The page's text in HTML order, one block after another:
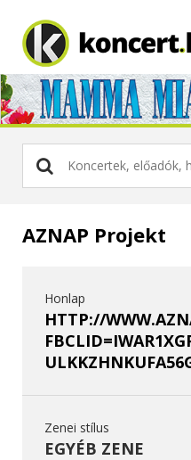
AZNAP Projekt
Honlap
HTTP://
Zenei stílus
EGYÉB ZENE